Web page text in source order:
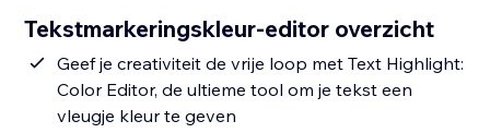
Tekstmarkeringskleur-editor overzicht
Geef je creativiteit de vrije loop met Text Highlight:
Color Editor, de ultieme tool om je tekst een
vleugje kleur te geven